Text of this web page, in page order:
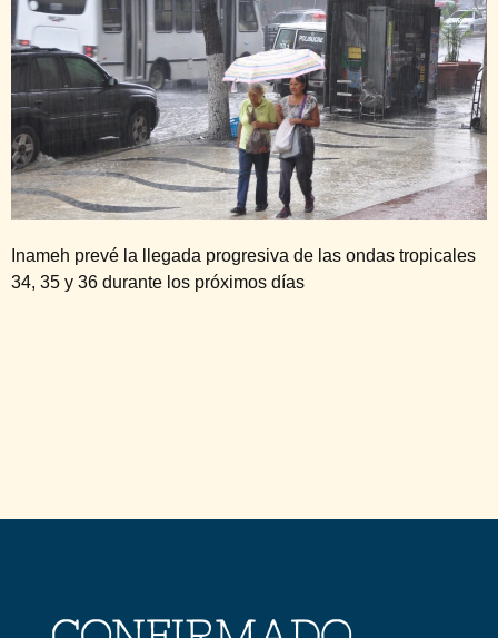
Inameh prevé la llegada progresiva de las ondas tropicales
34, 35 y 36 durante los próximos días